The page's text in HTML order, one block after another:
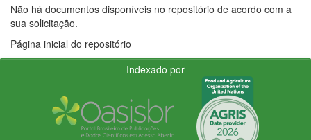
Não há documentos disponíveis no repositório de acordo com a
sua solicitação.
Página inicial do repositório
Indexado por